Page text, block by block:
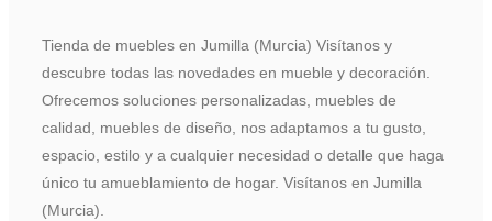
Tienda de muebles en Jumilla (Murcia) Visítanos y
descubre todas las novedades en mueble y decoración.
Ofrecemos soluciones personalizadas, muebles de
calidad, muebles de diseño, nos adaptamos a tu gusto,
espacio, estilo y a cualquier necesidad o detalle que haga
único tu amueblamiento de hogar. Visítanos en Jumilla
(Murcia).